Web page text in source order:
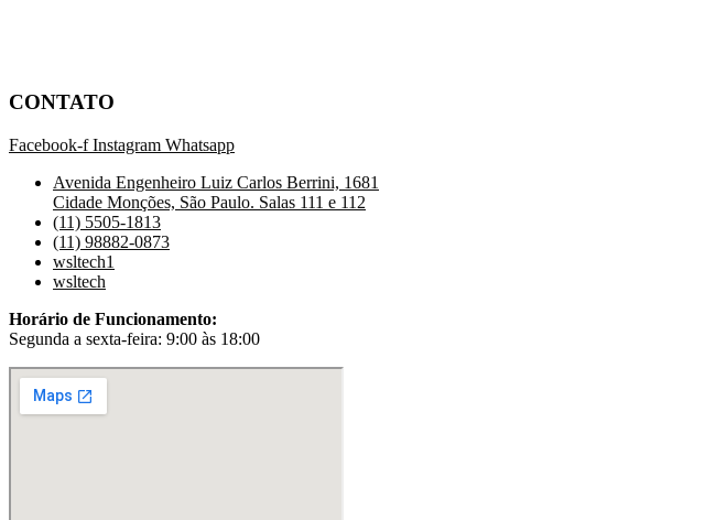
CONTATO
Facebook-f Instagram Whatsapp
Avenida Engenheiro Luiz Carlos Berrini, 1681
Cidade Monções, São Paulo. Salas 111 e 112
(11) 5505-1813
(11) 98882-0873
wsltech1
wsltech
Horário de Funcionamento:
Segunda a sexta-feira: 9:00 às 18:00